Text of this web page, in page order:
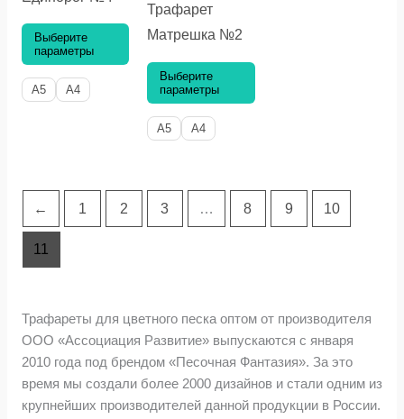
Выберите
параметры
странице
товара.
A5 A4
Трафарет
Матрешка №2
Выберите
параметры
A5 A4
← 1 2 3 … 8 9 10
11
Трафареты для цветного песка оптом от производителя
ООО «Ассоциация Развитие» выпускаются с января
2010 года под брендом «Песочная Фантазия». За это
время мы создали более 2000 дизайнов и стали одним из
крупнейших производителей данной продукции в России.